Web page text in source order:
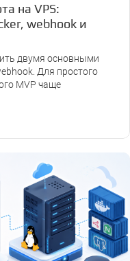
на VPS:
webhook и
двумя основными
Для простого
MVP чаще